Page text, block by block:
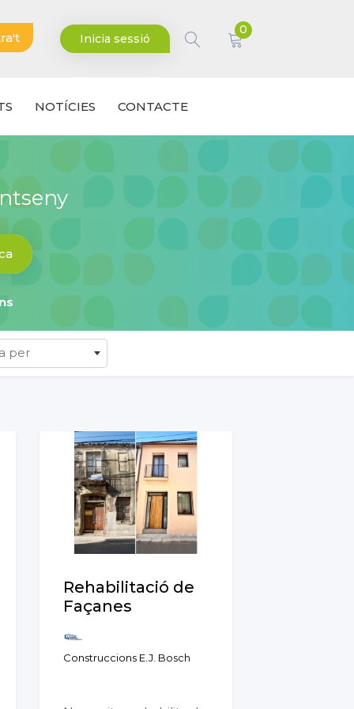
Inicia sessió
0
NOTÍCIES CONTACTE
per
Rehabilitació de
Façanes
Construccions E.J. Bosch